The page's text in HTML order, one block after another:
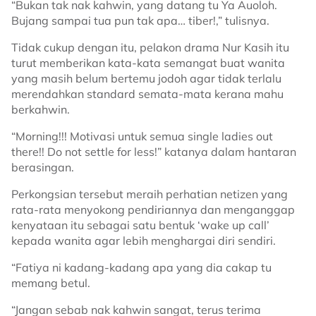
“Bukan tak nak kahwin, yang datang tu Ya Auoloh.
Bujang sampai tua pun tak apa… tiber!,” tulisnya.
Tidak cukup dengan itu, pelakon drama Nur Kasih itu
turut memberikan kata-kata semangat buat wanita
yang masih belum bertemu jodoh agar tidak terlalu
merendahkan standard semata-mata kerana mahu
berkahwin.
“Morning!!! Motivasi untuk semua single ladies out
there!! Do not settle for less!” katanya dalam hantaran
berasingan.
Perkongsian tersebut meraih perhatian netizen yang
rata-rata menyokong pendiriannya dan menganggap
kenyataan itu sebagai satu bentuk ‘wake up call’
kepada wanita agar lebih menghargai diri sendiri.
“Fatiya ni kadang-kadang apa yang dia cakap tu
memang betul.
“Jangan sebab nak kahwin sangat, terus terima